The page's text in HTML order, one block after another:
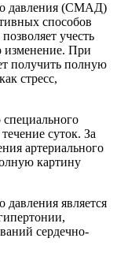
давления (СМАД)
способов
учесть
изменение. При
получить полную
стресс,
суток. За
артериального
картину
является
сердечно-